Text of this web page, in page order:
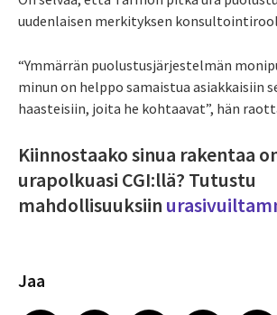
uudenlaisen merkityksen
“Ymmärrän puolustusjärjestelmän
minun on helppo samaistua asiakkaisiin
haasteisiin, joita he kohtaavat”, hän
Kiinnostaako sinua rakentaa
urapolkuasi CGI:llä? Tutustu
mahdollisuuksiin
Jaa